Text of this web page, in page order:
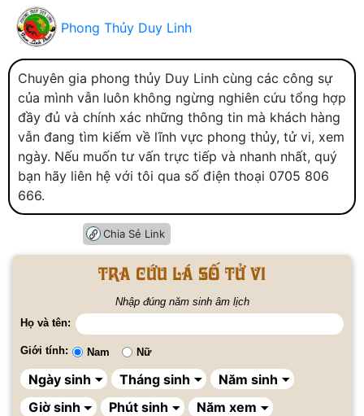
Phong Thủy Duy Linh
Chuyên gia phong thủy Duy Linh cùng các công sự
của mình vẫn luôn không ngừng nghiên cứu tổng hợp
đầy đủ và chính xác những thông tin mà khách hàng
vẫn đang tìm kiếm về lĩnh vực phong thủy, tử vi, xem
ngày. Nếu muốn tư vấn trực tiếp và nhanh nhất, quý
bạn hãy liên hệ với tôi qua số điện thoại 0705 806
666.
Chia Sẻ Link
Tra cứu lá số tử vi
Nhập đúng năm sinh âm lịch
Họ và tên:
Giới tính: Nam Nữ